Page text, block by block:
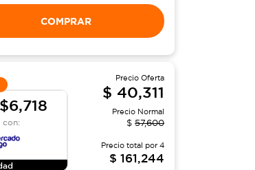
COMPRAR
$6,718
con:
Precio Oferta
$ 40,311
Precio Normal
$ 57,600
Precio total por4
$ 161,244